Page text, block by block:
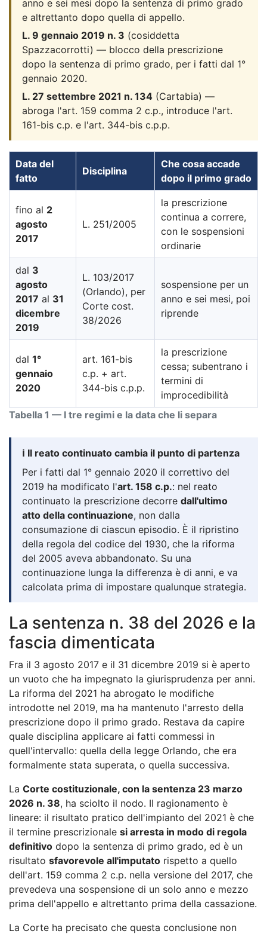
anno e sei mesi dopo la sentenza di primo grado
e altrettanto dopo quella di appello.
L. 9 gennaio 2019 n. 3 (cosiddetta
Spazzacorrotti) — blocco della prescrizione
dopo la sentenza di primo grado, per i fatti dal 1°
gennaio 2020.
L. 27 settembre 2021 n. 134 (Cartabia) —
abroga l'art. 159 comma 2 c.p., introduce l'art.
161-bis c.p. e l'art. 344-bis c.p.p.
Tabella 1 — I tre regimi e la data che li separa
Data del
fatto
Disciplina
Che cosa accade
dopo il primo grado
fino al 2
agosto
2017
L. 251/2005
la prescrizione
continua a correre,
con le sospensioni
ordinarie
dal 3
agosto
2017 al 31
dicembre
2019
L. 103/2017
(Orlando), per
Corte cost.
38/2026
sospensione per un
anno e sei mesi, poi
riprende
dal 1°
gennaio
2020
art. 161-bis
c.p. + art.
344-bis c.p.p.
la prescrizione
cessa; subentrano i
termini di
improcedibilità
ℹ️ Il reato continuato cambia il punto di partenza
Per i fatti dal 1° gennaio 2020 il correttivo del
2019 ha modificato l'art. 158 c.p.: nel reato
continuato la prescrizione decorre dall'ultimo
atto della continuazione, non dalla
consumazione di ciascun episodio. È il ripristino
della regola del codice del 1930, che la riforma
del 2005 aveva abbandonato. Su una
continuazione lunga la differenza è di anni, e va
calcolata prima di impostare qualunque strategia.
La sentenza n. 38 del 2026 e la
fascia dimenticata
Fra il 3 agosto 2017 e il 31 dicembre 2019 si è aperto
un vuoto che ha impegnato la giurisprudenza per anni.
La riforma del 2021 ha abrogato le modifiche
introdotte nel 2019, ma ha mantenuto l'arresto della
prescrizione dopo il primo grado. Restava da capire
quale disciplina applicare ai fatti commessi in
quell'intervallo: quella della legge Orlando, che era
formalmente stata superata, o quella successiva.
La Corte costituzionale, con la sentenza 23 marzo
2026 n. 38, ha sciolto il nodo. Il ragionamento è
lineare: il risultato pratico dell'impianto del 2021 è che
il termine prescrizionale si arresta in modo di regola
definitivo dopo la sentenza di primo grado, ed è un
risultato sfavorevole all'imputato rispetto a quello
dell'art. 159 comma 2 c.p. nella versione del 2017, che
prevedeva una sospensione di un solo anno e mezzo
prima dell'appello e altrettanto prima della cassazione.
La Corte ha precisato che questa conclusione non